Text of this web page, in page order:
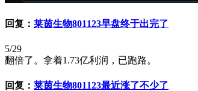
回复： 莱茵生物801123早盘终于出完了
5/29
翻倍了。拿着1.73亿利润，已跑路。
回复： 莱茵生物801123最近涨了不少了